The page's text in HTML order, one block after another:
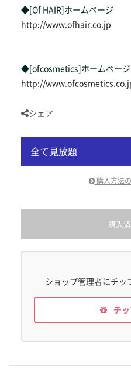
◆[Of HAIR]ホームページ
http://www.ofhair.co.jp
◆[ofcosmetics]ホームページ
http://
シェア
全て見放題
購入方法
購入
ショップ管理者にチッ
チ